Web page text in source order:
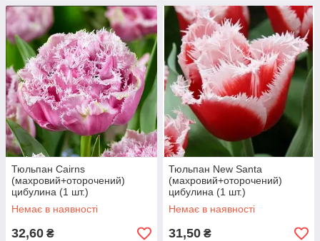
Тюльпан Cairns
(махровий+оторочений)
цибулина (1 шт.)
Немає в наявності
32,60 ₴
Тюльпан New Santa
(махровий+оторочений)
цибулина (1 шт.)
Немає в наявності
31,50 ₴